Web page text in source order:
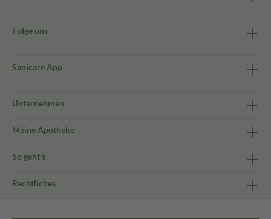
Folge uns
Sanicare App
Unternehmen
Meine Apotheke
So geht's
Rechtliches